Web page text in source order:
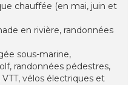
chauffée (en mai, juin et
en rivière, randonnées
sous-marine,
randonnées pédestres,
vélos électriques et